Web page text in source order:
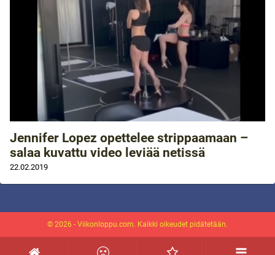
Jennifer Lopez opettelee strippaamaan –
salaa kuvattu video leviää netissä
22.02.2019
© 2026 - Viikonloppu.com. Kaikki oikeudet pidätetään.